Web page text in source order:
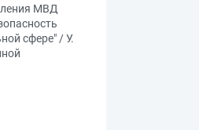
МВД
сфере" / У.